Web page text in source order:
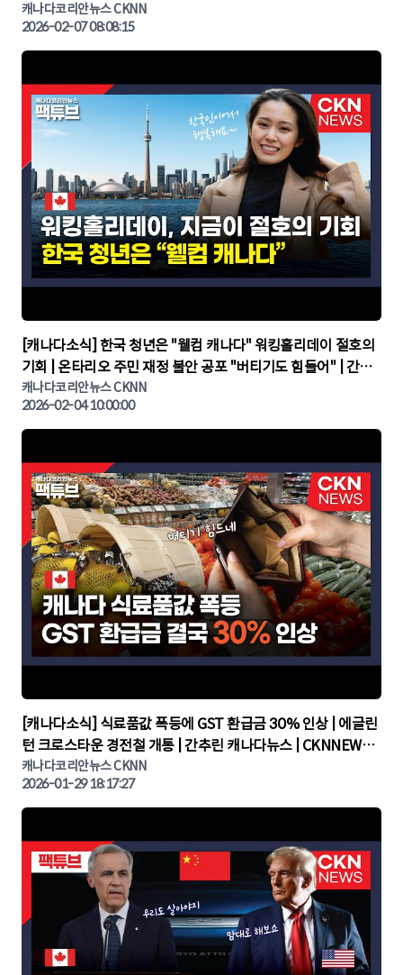
다뉴스 | CKNNEWS, 캐나다코리안뉴스
캐나다코리안뉴스 CKNN
2026-02-07 08:08:15
▶
[캐나다소식] 한국 청년은 "웰컴 캐나다" 워킹홀리데이 절호의
기회 | 온타리오 주민 재정 불안 공포 "버티기도 힘들어" | 간추
린 캐나다뉴스 | CKNNEWS, 캐나다코리안뉴스
캐나다코리안뉴스 CKNN
2026-02-04 10:00:00
▶
[캐나다소식] 식료품값 폭등에 GST 환급금 30% 인상 | 에글린
턴 크로스타운 경전철 개통 | 간추린 캐나다뉴스 | CKNNEWS,
캐나다코리안뉴스
캐나다코리안뉴스 CKNN
2026-01-29 18:17:27